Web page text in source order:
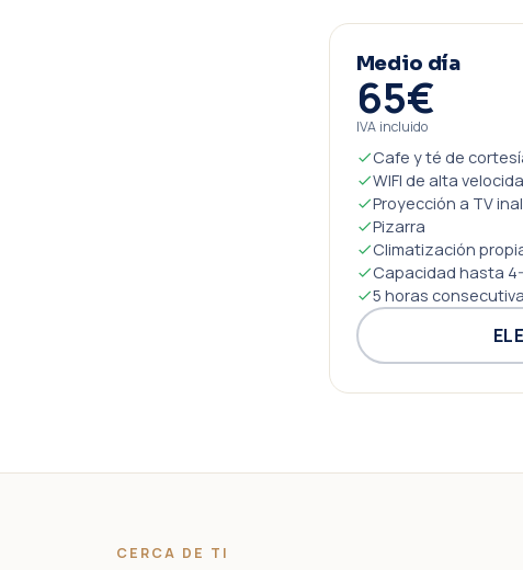
Medio día
65€
IVA incluido
Cafe y té de
WIFI de alta
Proyección a TV
Pizarra
Climatización
Capacidad hasta
5 horas
CERCA DE TI